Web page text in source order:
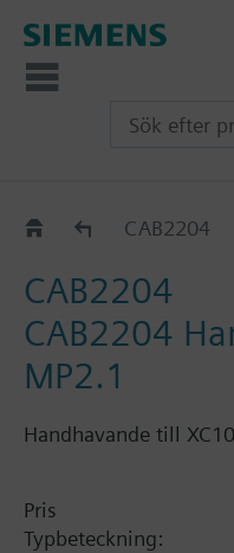
KatalogCAB2204
CAB2204
CAB2204
MP2.1
Handhavande till
Pris
Typbeteckning: